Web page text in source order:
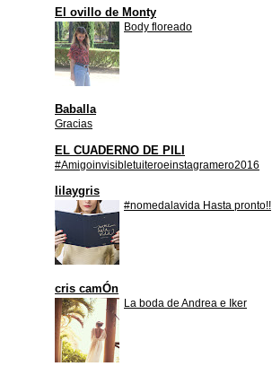
El ovillo de Monty
Body floreado
Baballa
Gracias
EL CUADERNO DE PILI
#Amigoinvisibletuiteroeinstagramero2016
lilaygris
#nomedalavida Hasta pronto!!
cris camÓn
La boda de Andrea e Iker